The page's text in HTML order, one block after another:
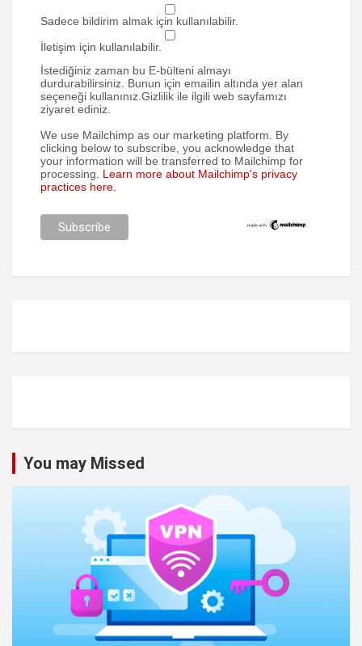
Sadece bildirim almak için kullanılabilir.
İletişim için kullanılabilir.
İstediğiniz zaman bu E-bülteni almayı
durdurabilirsiniz. Bunun için emailin altında yer alan
seçeneği kullanınız.Gizlilik ile ilgili web sayfamızı
ziyaret ediniz.
We use Mailchimp as our marketing platform. By
clicking below to subscribe, you acknowledge that
your information will be transferred to Mailchimp for
processing. Learn more about Mailchimp's privacy
practices here.
You may Missed